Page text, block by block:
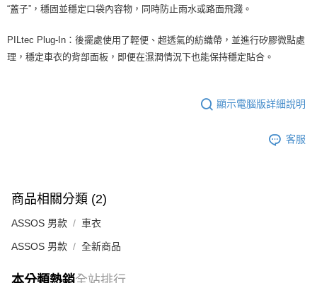
“蓋子”，穩固並穩定口袋內容物，同時防止雨水或路面飛濺。
PILtec Plug-In：後擺處使用了輕便、超透氣的紡織帶，並進行矽膠微點處
理，穩定車衣的背部面板，即便在濕潤情況下也能保持穩定貼合。
顯示電腦版詳細說明
客服
商品相關分類 (2)
ASSOS 男款 車衣
ASSOS 男款 全新商品